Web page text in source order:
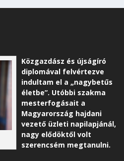
Közgazdász és újságíró
diplomával felvértezve
indultam el a „nagybetűs
életbe”. Utóbbi szakma
mesterfogásait a
Magyarország hajdani
vezető üzleti napilapjánál,
nagy elődöktől volt
szerencsém megtanulni.